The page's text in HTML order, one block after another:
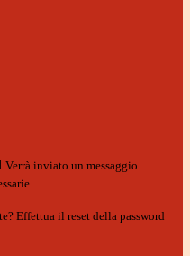
Verrà inviato un messaggio
Effettua il reset della password